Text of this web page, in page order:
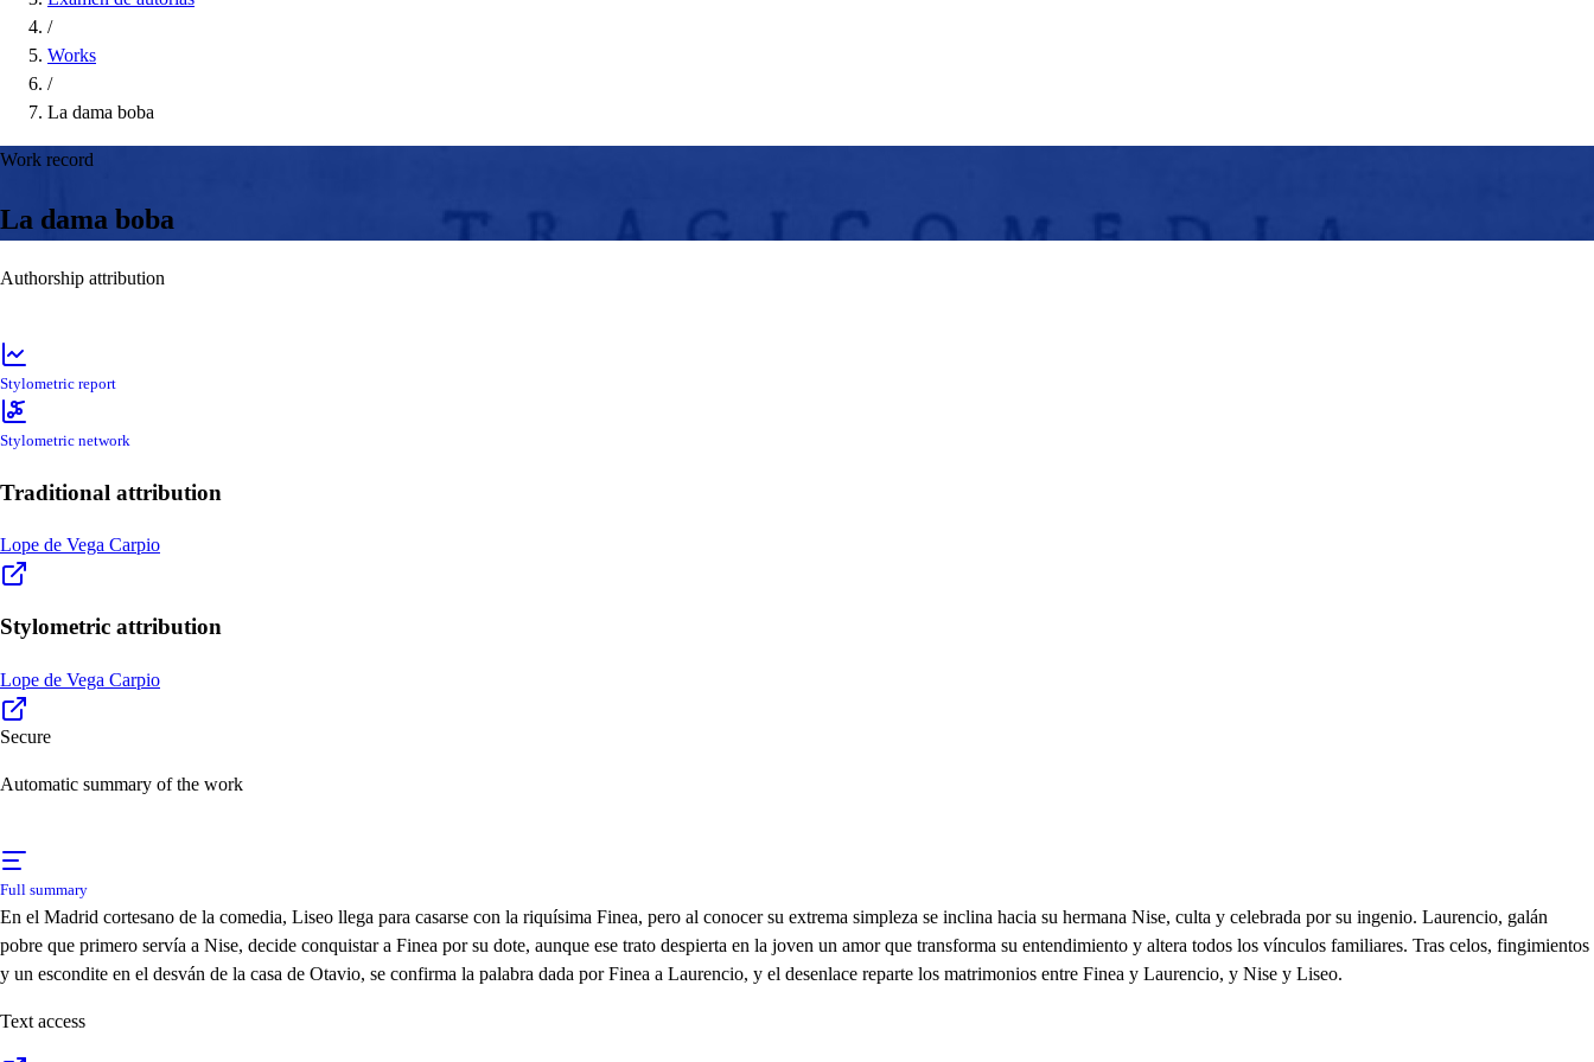
/
Works
/
La dama boba
Work record
La dama boba
Authorship attribution
Stylometric report
Stylometric network
Traditional attribution
Lope de Vega Carpio
Stylometric attribution
Lope de Vega Carpio
Secure
Automatic summary of the work
Full summary
En el Madrid cortesano de la comedia, Liseo llega para casarse con la riquísima Finea, pero al conocer su extrema simpleza se inclina hacia su hermana Nise, culta y celebrada por su ingenio. Laurencio, galán
pobre que primero servía a Nise, decide conquistar a Finea por su dote, aunque ese trato despierta en la joven un amor que transforma su entendimiento y altera todos los vínculos familiares. Tras celos, fingimientos
y un escondite en el desván de la casa de Otavio, se confirma la palabra dada por Finea a Laurencio, y el desenlace reparte los matrimonios entre Finea y Laurencio, y Nise y Liseo.
Text access